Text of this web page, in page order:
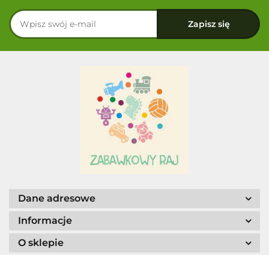
Dane adresowe
Informacje
O sklepie